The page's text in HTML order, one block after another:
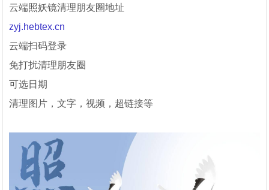
云端照妖镜清理朋友圈地址
zyj.hebtex.cn
云端扫码登录
免打扰清理朋友圈
可选日期
清理图片，文字，视频，超链接等